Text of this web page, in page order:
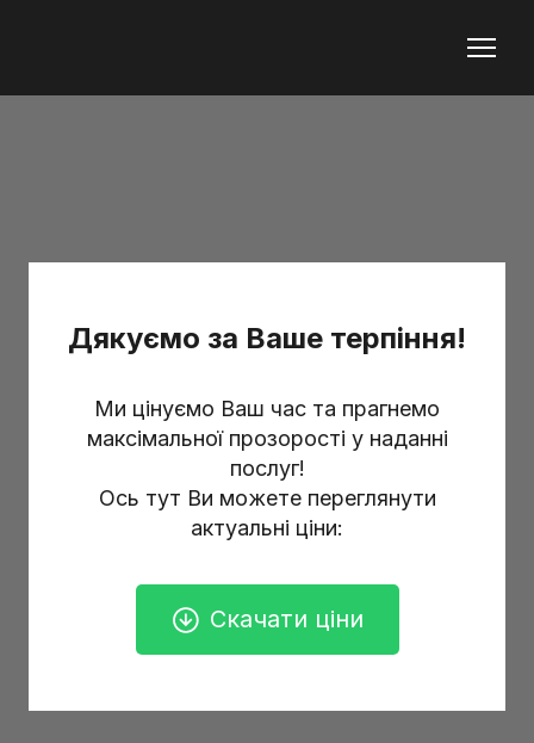
Дякуємо за Ваше терпіння!
Ми цінуємо Ваш час та прагнемо
максімальної прозорості у наданні
послуг!
Ось тут Ви можете переглянути
актуальні ціни:
Скачати ціни